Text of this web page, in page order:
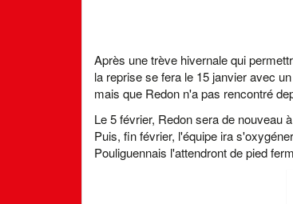
Après une trève hivernale qui
la reprise se fera le 15 janvier avec
mais que Redon n'a pas rencontré
Le 5 février, Redon sera de nouveau
Puis, fin février, l'équipe ira
Pouliguennais l'attendront de pied